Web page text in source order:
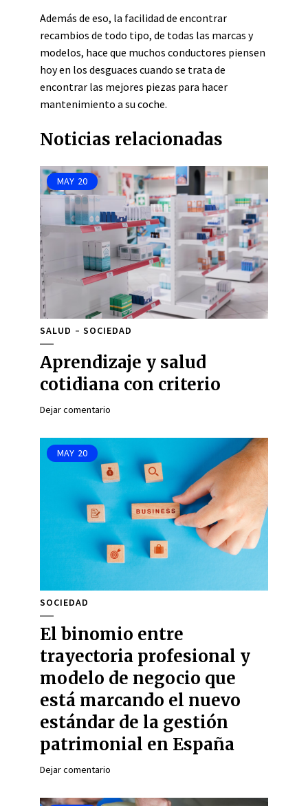
Además de eso, la facilidad de encontrar
recambios de todo tipo, de todas las marcas y
modelos, hace que muchos conductores piensen
hoy en los desguaces cuando se trata de
encontrar las mejores piezas para hacer
mantenimiento a su coche.
Noticias relacionadas
MAY 20
SALUD SOCIEDAD
Aprendizaje y salud
cotidiana con criterio
Dejar comentario
MAY 20
SOCIEDAD
El binomio entre
trayectoria profesional y
modelo de negocio que
está marcando el nuevo
estándar de la gestión
patrimonial en España
Dejar comentario